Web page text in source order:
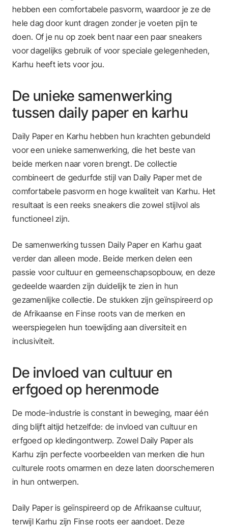
hebben een comfortabele pasvorm, waardoor je ze de
hele dag door kunt dragen zonder je voeten pijn te
doen. Of je nu op zoek bent naar een paar sneakers
voor dagelijks gebruik of voor speciale gelegenheden,
Karhu heeft iets voor jou.
De unieke samenwerking
tussen daily paper en karhu
Daily Paper en Karhu hebben hun krachten gebundeld
voor een unieke samenwerking, die het beste van
beide merken naar voren brengt. De collectie
combineert de gedurfde stijl van Daily Paper met de
comfortabele pasvorm en hoge kwaliteit van Karhu. Het
resultaat is een reeks sneakers die zowel stijlvol als
functioneel zijn.
De samenwerking tussen Daily Paper en Karhu gaat
verder dan alleen mode. Beide merken delen een
passie voor cultuur en gemeenschapsopbouw, en deze
gedeelde waarden zijn duidelijk te zien in hun
gezamenlijke collectie. De stukken zijn geïnspireerd op
de Afrikaanse en Finse roots van de merken en
weerspiegelen hun toewijding aan diversiteit en
inclusiviteit.
De invloed van cultuur en
erfgoed op herenmode
De mode-industrie is constant in beweging, maar één
ding blijft altijd hetzelfde: de invloed van cultuur en
erfgoed op kledingontwerp. Zowel Daily Paper als
Karhu zijn perfecte voorbeelden van merken die hun
culturele roots omarmen en deze laten doorschemeren
in hun ontwerpen.
Daily Paper is geïnspireerd op de Afrikaanse cultuur,
terwijl Karhu zijn Finse roots eer aandoet. Deze